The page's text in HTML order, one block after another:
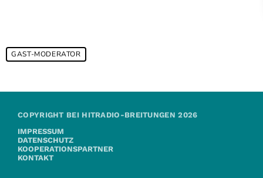
GAST-MODERATOR
COPYRIGHT BEI HITRADIO-BREITUNGEN 2026
IMPRESSUM
DATENSCHUTZ
KOOPERATIONSPARTNER
KONTAKT